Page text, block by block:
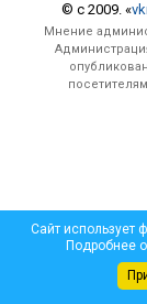
© c 2009. «
Мнение
Сайт использует
Подробнее